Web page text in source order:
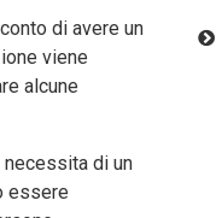
di avere un
viene
alcune
di un
essere